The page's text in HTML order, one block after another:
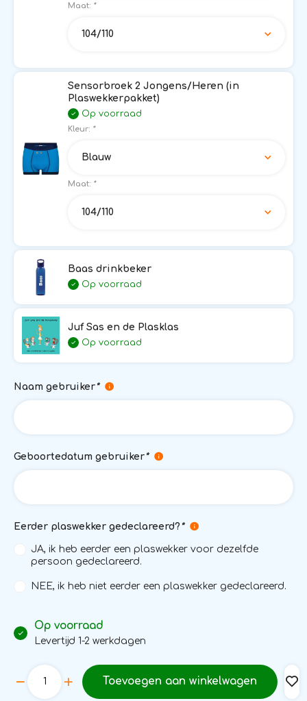
Maat: *
104/110
Sensorbroek 2 Jongens/Heren (in
Plaswekkerpakket)
Op voorraad
Kleur: *
Blauw
Maat: *
104/110
Baas drinkbeker
Op voorraad
Juf Sas en de Plasklas
Op voorraad
Naam gebruiker *
Geboortedatum gebruiker *
Eerder plaswekker gedeclareerd? *
JA, ik heb eerder een plaswekker voor dezelfde
persoon gedeclareerd.
NEE, ik heb niet eerder een plaswekker gedeclareerd.
Op voorraad
Levertijd 1-2 werkdagen
Toevoegen aan winkelwagen